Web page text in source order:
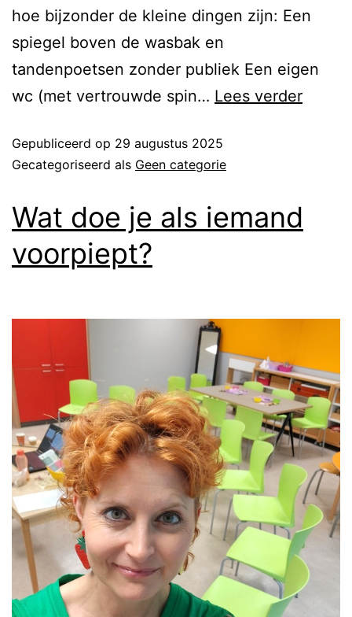
hoe bijzonder de kleine dingen zijn: Een
spiegel boven de wasbak en
tandenpoetsen zonder publiek Een eigen
wc (met vertrouwde spin… Lees verder
Gepubliceerd op 29 augustus 2025
Gecategoriseerd als Geen categorie
Wat doe je als iemand
voorpiept?